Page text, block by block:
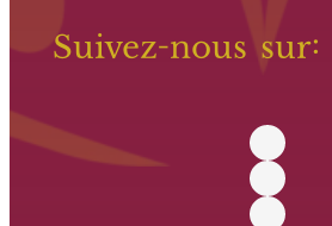
Suivez-nous sur: